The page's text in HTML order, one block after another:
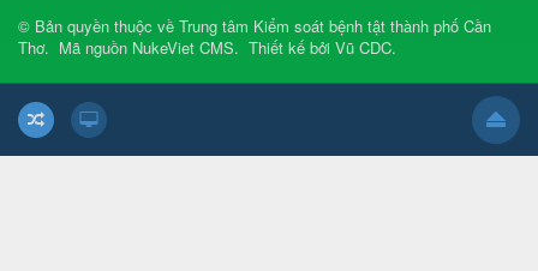
© Bản quyền thuộc về Trung tâm Kiểm soát bệnh tật thành phố Cần
Thơ. Mã nguồn NukeViet CMS. Thiết kế bởi Vũ CDC.